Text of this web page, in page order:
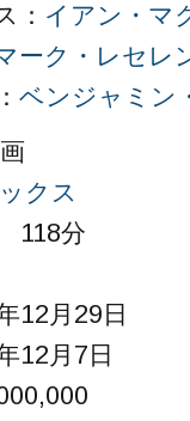
： イアン・マ
ーク・レセレ
ベンジャミン
クス
118分
12月29日
12月7日